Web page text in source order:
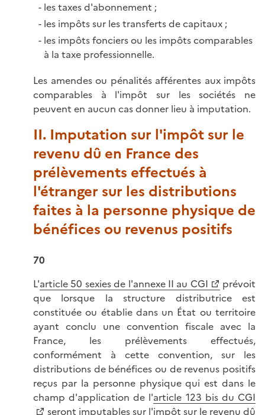
les taxes d'abonnement ;
les impôts sur les transferts de capitaux ;
les impôts fonciers ou les impôts comparables
à la taxe professionnelle.
Les amendes ou pénalités afférentes aux impôts
comparables à l'impôt sur les sociétés ne
peuvent en aucun cas donner lieu à imputation.
II. Imputation sur l'impôt sur le
revenu dû en France des
prélèvements effectués à
l'étranger sur les distributions
faites à la personne physique de
bénéfices ou revenus positifs
70
L'article 50 sexies de l'annexe II au CGI
prévoit
que lorsque la structure distributrice est
constituée ou établie dans un État ou territoire
ayant conclu une convention fiscale avec la
France, les prélèvements effectués,
conformément à cette convention, sur les
distributions de bénéfices ou de revenus positifs
reçus par la personne physique qui est dans le
champ d'application de l'article 123 bis du CGI
seront imputables sur l'impôt sur le revenu dû